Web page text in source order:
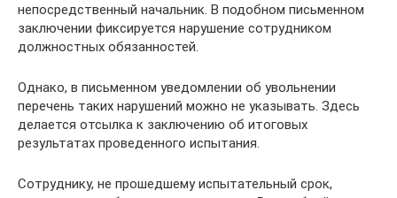
непосредственный начальник. В подобном письменном
заключении фиксируется нарушение сотрудником
должностных обязанностей.
Однако, в письменном уведомлении об увольнении
перечень таких нарушений можно не указывать. Здесь
делается отсылка к заключению об итоговых
результатах проведенного испытания.
Сотруднику, не прошедшему испытательный срок,